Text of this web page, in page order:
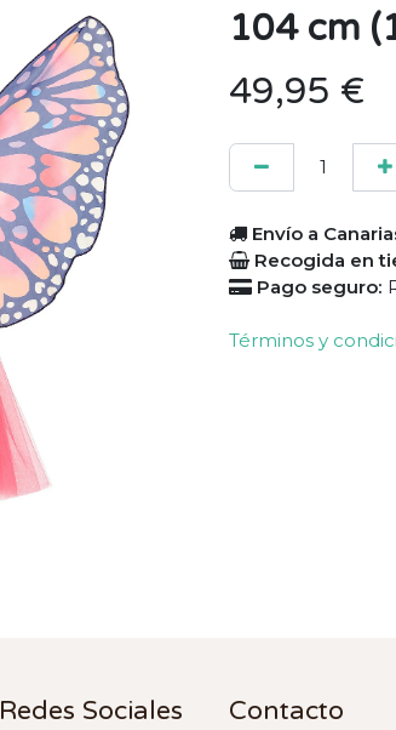
104 cm
49,95 €
Envío a
Recogida en
Pago seguro:
Términos y
Redes Sociales Contacto